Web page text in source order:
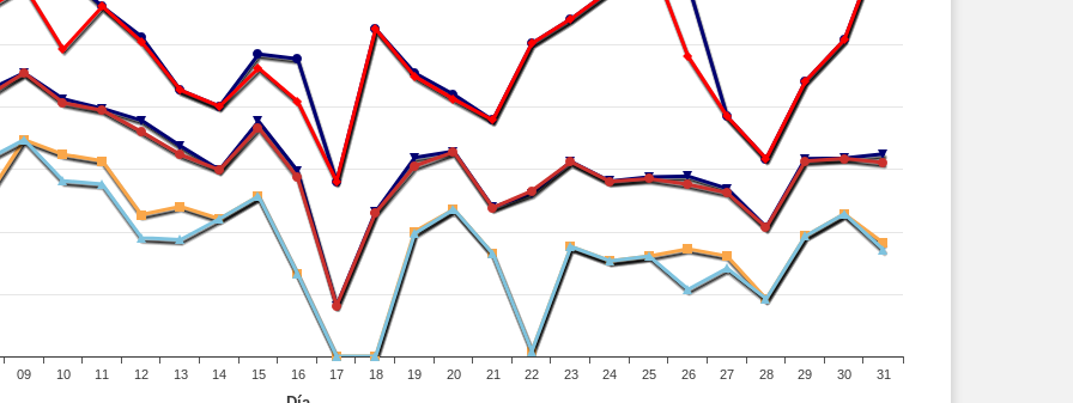
09 10 11 12 13 14 15 16 17 18 19 20 21 22 23 24 25 26 27 28 29 30 31